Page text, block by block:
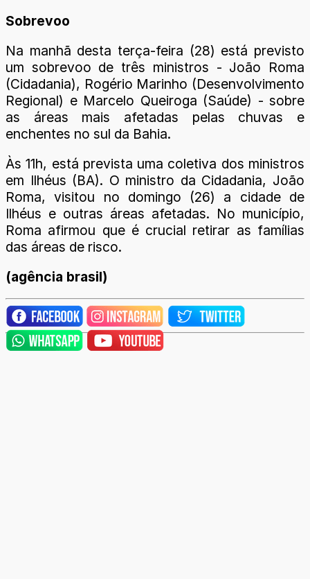
Sobrevoo
Na manhã desta terça-feira (28) está previsto
um sobrevoo de três ministros - João Roma
(Cidadania), Rogério Marinho (Desenvolvimento
Regional) e Marcelo Queiroga (Saúde) - sobre
as áreas mais afetadas pelas chuvas e
enchentes no sul da Bahia.
Às 11h, está prevista uma coletiva dos ministros
em Ilhéus (BA). O ministro da Cidadania, João
Roma, visitou no domingo (26) a cidade de
Ilhéus e outras áreas afetadas. No município,
Roma afirmou que é crucial retirar as famílias
das áreas de risco.
(agência brasil)